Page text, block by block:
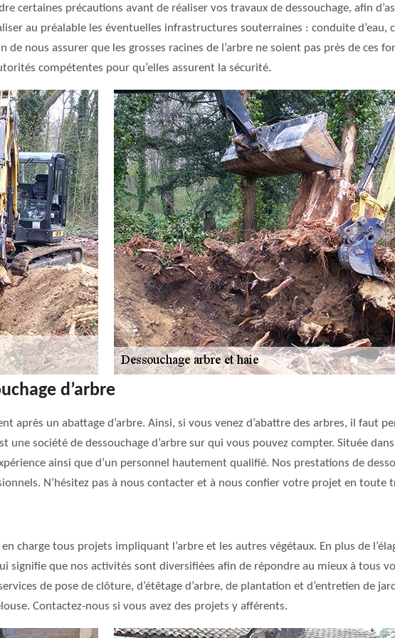
certaines précautions avant de réaliser vos travaux de dessouchage, afin
au préalable les éventuelles infrastructures souterraines : conduite d’eau,
nous assurer que les grosses racines de l’arbre ne soient pas près de ces
compétentes pour qu’elles assurent la sécurité.
d’arbre
après un abattage d’arbre. Ainsi, si vous venez d’abattre des arbres, il faut
une société de dessouchage d’arbre sur qui vous pouvez compter. Située
ainsi que d’un personnel hautement qualifié. Nos prestations de
N’hésitez pas à nous contacter et à nous confier votre projet en toute
charge tous projets impliquant l’arbre et les autres végétaux. En plus de
signifie que nos activités sont diversifiées afin de répondre au mieux à tous
de pose de clôture, d’étêtage d’arbre, de plantation et d’entretien de
Contactez-nous si vous avez des projets y afférents.